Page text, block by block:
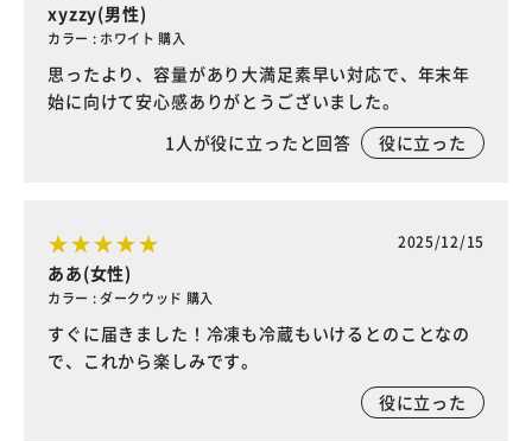
xyzzy(男性)
カラー : ホワイト 購入
思ったより、容量があり大満足素早い対応で、年末年
始に向けて安心感ありがとうございました。
1人が役に立ったと回答 役に立った
2025/12/15
ああ(女性)
カラー : ダークウッド 購入
すぐに届きました！冷凍も冷蔵もいけるとのことなの
で、これから楽しみです。
役に立った